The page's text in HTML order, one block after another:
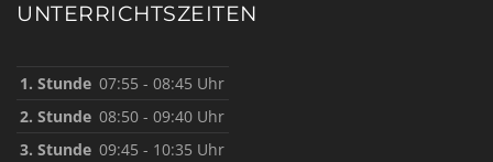
UNTERRICHTSZEITEN
1. Stunde 07:55 - 08:45 Uhr
2. Stunde 08:50 - 09:40 Uhr
3. Stunde 09:45 - 10:35 Uhr